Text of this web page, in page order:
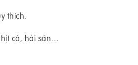
thích.
cá, hải sản…